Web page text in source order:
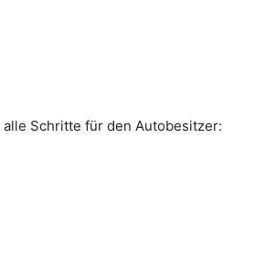
alle Schritte für den Autobesitzer: